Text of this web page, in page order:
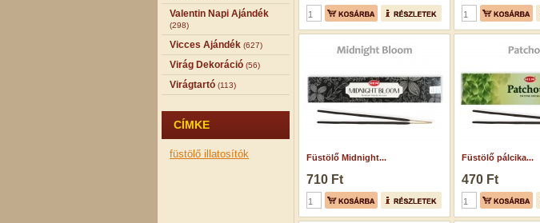
Valentin Napi Ajándék
(298)
Vicces Ajándék (627)
Virág Dekoráció (56)
Virágtartó (113)
CÍMKE
füstölő illatosítók Füstölő Midnight...
710 Ft
Füstölő pálcika...
470 Ft